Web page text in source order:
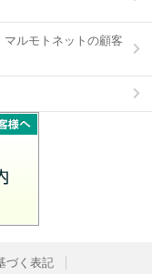
ルモトネットの顧客
づく表記